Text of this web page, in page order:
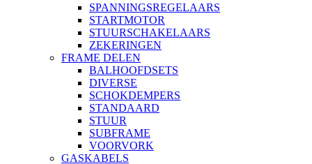
SPANNINGSREGELAARS
STARTMOTOR
STUURSCHAKELAARS
ZEKERINGEN
FRAME DELEN
BALHOOFDSETS
DIVERSE
SCHOKDEMPERS
STANDAARD
STUUR
SUBFRAME
VOORVORK
GASKABELS